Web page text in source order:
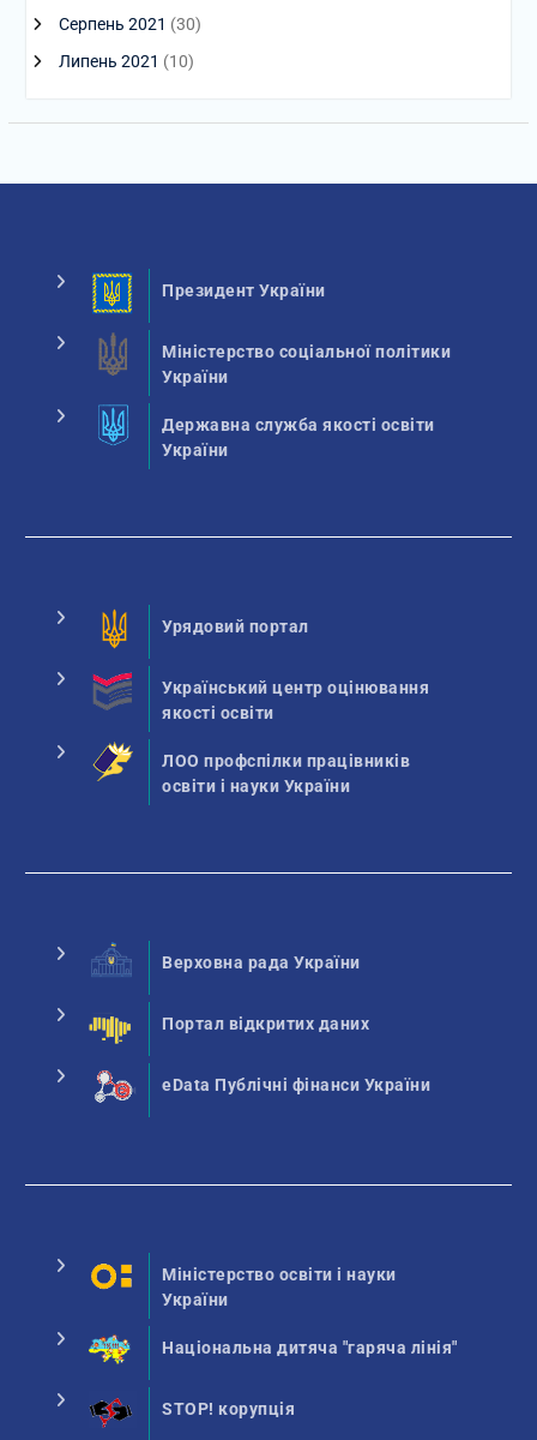
Серпень 2021 (30)
Липень 2021 (10)
Президент України
Міністерство соціальної політики
України
Державна служба якості освіти
України
Урядовий портал
Український центр оцінювання
якості освіти
ЛОО профспілки працівників
освіти і науки України
Верховна рада України
Портал відкритих даних
eData Публічні фінанси України
Міністерство освіти і науки
України
Національна дитяча "гаряча лінія"
STOP! корупція